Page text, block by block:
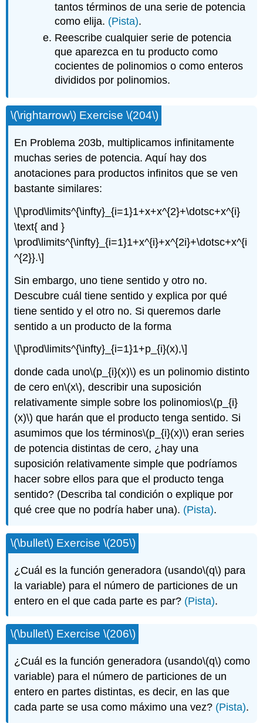
tantos términos de una serie de potencia
como elija. (Pista).
Reescribe cualquier serie de potencia
que aparezca en tu producto como
cocientes de polinomios o como enteros
divididos por polinomios.
\(\rightarrow\) Exercise\(204\)
En Problema 203b, multiplicamos infinitamente
muchas series de potencia. Aquí hay dos
anotaciones para productos infinitos que se ven
bastante similares:
\[\prod\limits^{\infty}_{i=1}1+x+x^{2}+\dotsc+x^{i}
\text{ and }
\prod\limits^{\infty}_{i=1}1+x^{i}+x^{2i}+\dotsc+x^{i
^{2}}.\]
Sin embargo, uno tiene sentido y otro no.
Descubre cuál tiene sentido y explica por qué
tiene sentido y el otro no. Si queremos darle
sentido a un producto de la forma
\[\prod\limits^{\infty}_{i=1}1+p_{i}(x),\]
donde cada uno\(p_{i}(x)\) es un polinomio distinto
de cero en\(x\), describir una suposición
relativamente simple sobre los polinomios\(p_{i}
(x)\) que harán que el producto tenga sentido. Si
asumimos que los términos\(p_{i}(x)\) eran series
de potencia distintas de cero, ¿hay una
suposición relativamente simple que podríamos
hacer sobre ellos para que el producto tenga
sentido? (Describa tal condición o explique por
qué cree que no podría haber una). (Pista).
\(\bullet\) Exercise\(205\)
¿Cuál es la función generadora (usando\(q\) para
la variable) para el número de particiones de un
entero en el que cada parte es par? (Pista).
\(\bullet\) Exercise\(206\)
¿Cuál es la función generadora (usando\(q\) como
variable) para el número de particiones de un
entero en partes distintas, es decir, en las que
cada parte se usa como máximo una vez? (Pista).